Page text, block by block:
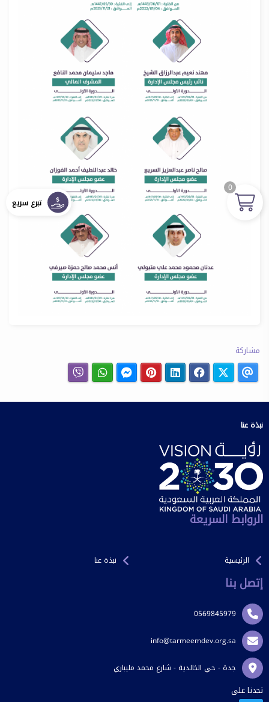
مشاركة
نبذة عنا
الروابط السريعة
الرئيسية نبذة عنا
إتصل بنا
0569845979
info@tarmeemdev.org.sa
جدة - حي الخالدية - شارع محمد مليباري
تجدنا على
تبرع سريع
0